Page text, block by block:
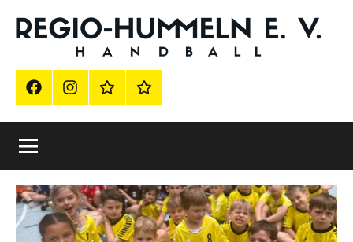
Inhalt
Offizielle
Homepage
der
Regio
Hummeln
e.
Hummeln
Grenzach-
Wyhlen
FB InstagramImpressumVereinsshop